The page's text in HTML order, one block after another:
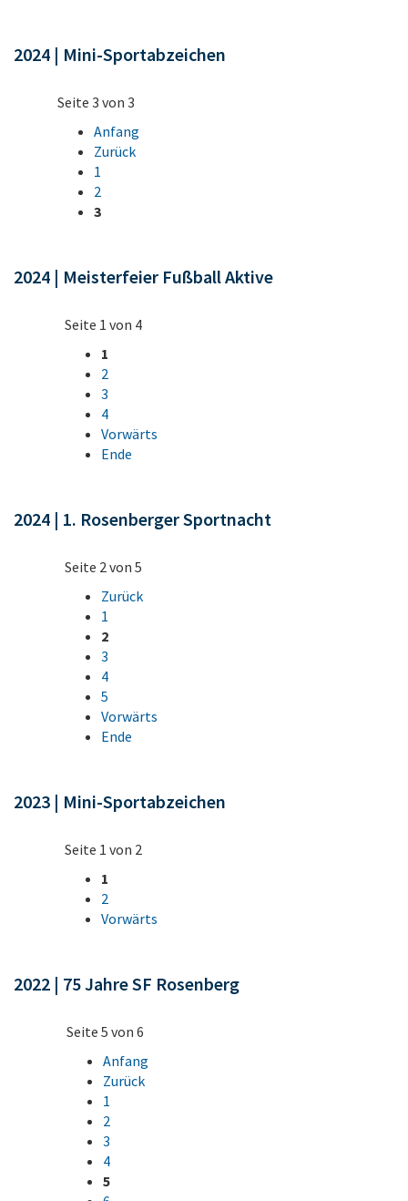
2024 | Mini-Sportabzeichen
Seite 3 von 3
Anfang
Zurück
1
2
3
2024 | Meisterfeier Fußball Aktive
Seite 1 von 4
1
2
3
4
Vorwärts
Ende
2024 | 1. Rosenberger Sportnacht
Seite 2 von 5
Zurück
1
2
3
4
5
Vorwärts
Ende
2023 | Mini-Sportabzeichen
Seite 1 von 2
1
2
Vorwärts
2022 | 75 Jahre SF Rosenberg
Seite 5 von 6
Anfang
Zurück
1
2
3
4
5